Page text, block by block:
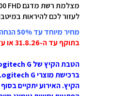
מצלמת רשת מדגם Brio 300 FHD מבית Logitech היא מצלמה
לעזור לכם להיראות
מחיר מיוחד עד 50% הנחה אביזרי סביבת עבודה וגיימינג Logitech
בתוקף עד ה-31.8.26 או עד גמר המלאי, המוקדם מביניהם!
הטבת הקיץ של Logitech G יוצאת לדרך! בין התאריכים 1.7.2025–15.8.2025,